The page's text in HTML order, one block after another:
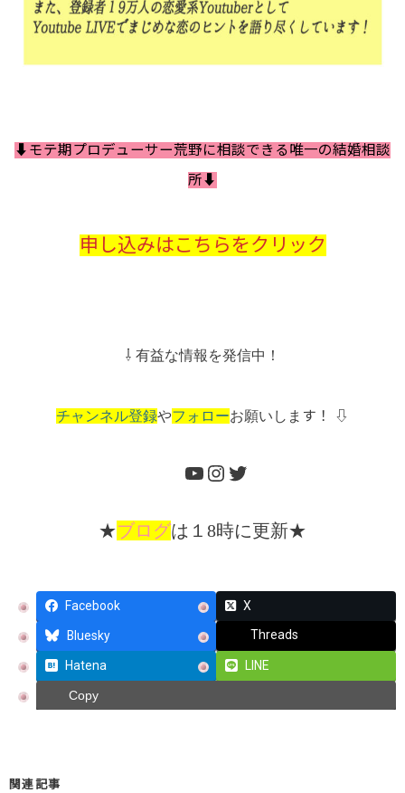
⬇️モテ期プロデューサー荒野に相談できる唯一の結婚相談
所⬇️
申し込みはこちらをクリック
⇩ 有益な情報を発信中！
チャンネル登録やフォローお願いしま す！ ⇩
★ブログは１8時に更新★
Facebook X
Bluesky Threads
Hatena LINE
Copy
関連記事